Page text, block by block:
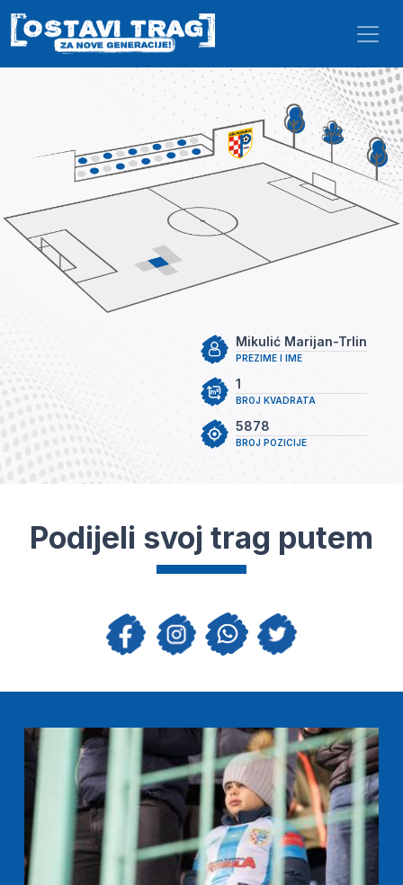
Skip to main content
PREZIME I IME
Mikulić Marijan-Trlin
BROJ KVADRATA
1
BROJ POZICIJE
5878
Podijeli svoj trag putem